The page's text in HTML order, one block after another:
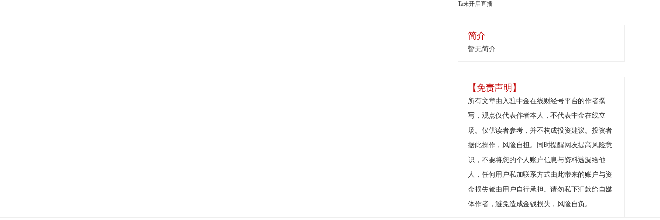
Ta未开启直播
简介
暂无简介
【免责声明】
所有文章由入驻中金在线财经号平台的作者撰
写，观点仅代表作者本人，不代表中金在线立
场。仅供读者参考，并不构成投资建议。投资者
据此操作，风险自担。同时提醒网友提高风险意
识，不要将您的个人账户信息与资料透漏给他
人，任何用户私加联系方式由此带来的账户与资
金损失都由用户自行承担。请勿私下汇款给自媒
体作者，避免造成金钱损失，风险自负。